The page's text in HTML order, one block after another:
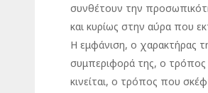
συνθέτουν την
και κυρίως στην αύρα που
Η εμφάνιση, ο χαρακτήρας
συμπεριφορά της, ο
κινείται, ο τρόπος που